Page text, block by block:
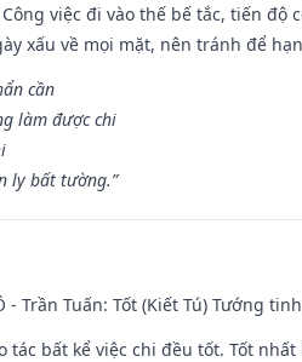
việc đi vào thế bế tắc, tiến
xấu về mọi mặt, nên tránh để
cần
làm được chi
ly bất tường.”
- Trần Tuấn: Tốt (Kiết Tú) Tướng
tác bất kể việc chi đều tốt. Tốt